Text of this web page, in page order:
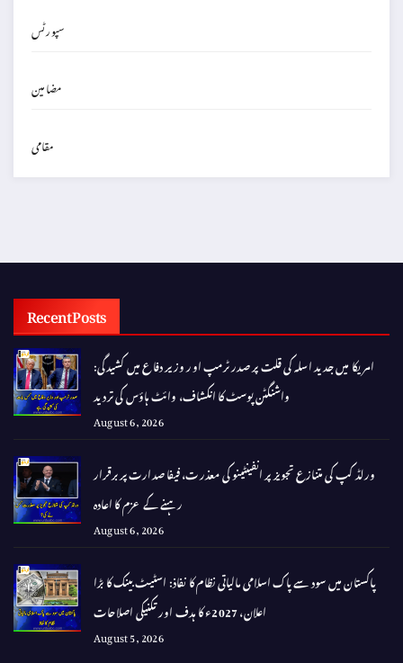
سپورٹس
مضامین
مقامی
Recent Posts
امریکا میں جدید اسلہ کی قلت پر صدر ٹرمپ اور وزیر دفاع میں کشیدگی:
واشنگٹن پوسٹ کا انکشاف، وائٹ ہاؤس کی تردید
August 6, 2026
ورلڈ کپ کی متنازع تجویز پر انفینٹینو کی معذرت، فیفا صدارت پر برقرار
رہنے کے عزم کا اعادہ
August 6, 2026
پاکستان میں سود سے پاک اسلامی مالیاتی نظام کا نفاذ: اسٹیٹ بینک کا بڑا
اعلان، 2027ء کا ہدف اور تکنیکی اصلاحات
August 5, 2026